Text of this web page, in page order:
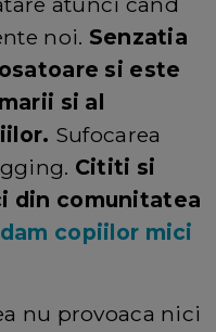
noi. Senzatia
si este
si al
Sufocarea
Cititi si
din comunitatea
copiilor mici
nu provoaca nici